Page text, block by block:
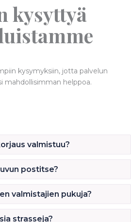
kysyttyä
kysymyksiin, jotta palvelun
mahdollisimman helppoa.
valmistuu?
postitse?
valmistajien pukuja?
strasseja?